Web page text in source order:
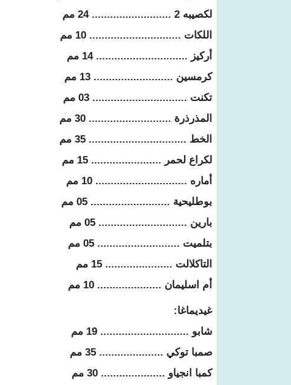
لكصيبه 2 .......................... 24 مم
اللكات .............................. 10 مم
أركيز .............................. 14 مم
كرمسين .......................... 13 مم
تكنت ............................... 03 مم
المذرذرة ........................... 30 مم
الخط ................................ 35 مم
لكراع لحمر ....................... 15 مم
أماره .............................. 10 مم
بوطليحية .......................... 05 مم
بارين ............................. 05 مم
بتلميت ........................... 05 مم
التاكلالت ...................... 15 مم
أم اسليمان ..................... 10 مم
غيديماغا:
شابو ............................. 19 مم
صمبا توكي ..................... 35 مم
كمبا انجياو ..................... 30 مم